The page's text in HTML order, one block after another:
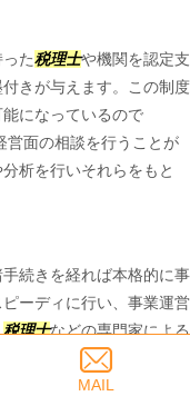
た税理士や機関を認定支
きが与えます。この制度
になっているので
営面の相談を行うことが
析を行いそれらをもと
続きを経れば本格的に事
ーディに行い、事業運営
税理士などの専門家による
MAIL